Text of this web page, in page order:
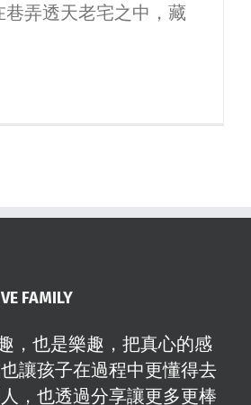
巷弄透天老宅之中，藏
FAMILY
，也是樂趣，把真心的感
讓孩子在過程中更懂得去
，也透過分享讓更多更棒